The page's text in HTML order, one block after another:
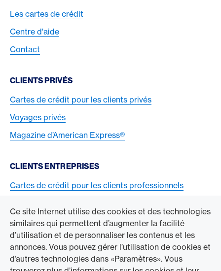
Ce site Internet utilise des cookies et des technologies
similaires qui permettent d’augmenter la facilité
d’utilisation et de personnaliser les contenus et les
annonces. Vous pouvez gérer l’utilisation de cookies et
d’autres technologies dans «Paramètres». Vous
Les cartes de crédit
Centre d'aide
Contact
CLIENTS PRIVÉS
Cartes de crédit pour les clients privés
Voyages privés
Magazine d’American Express®
CLIENTS ENTREPRISES
Cartes de crédit pour les clients professionnels
ACCÉDER À L’ENTREPRISE
Swisscard AECS GmbH